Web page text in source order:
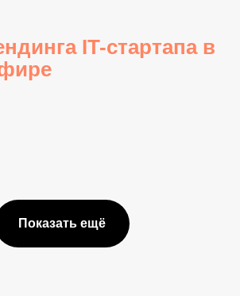
IT-стартапа в
Показать ещё